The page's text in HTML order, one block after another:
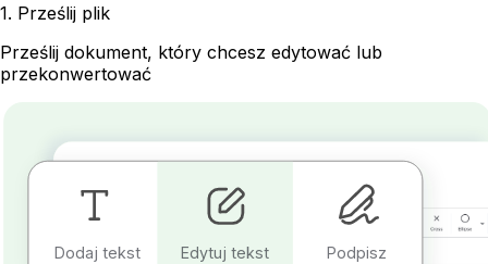
1. Prześlij plik
Prześlij dokument, który chcesz edytować lub
przekonwertować
Dodaj tekst Edytuj tekst Podpisz